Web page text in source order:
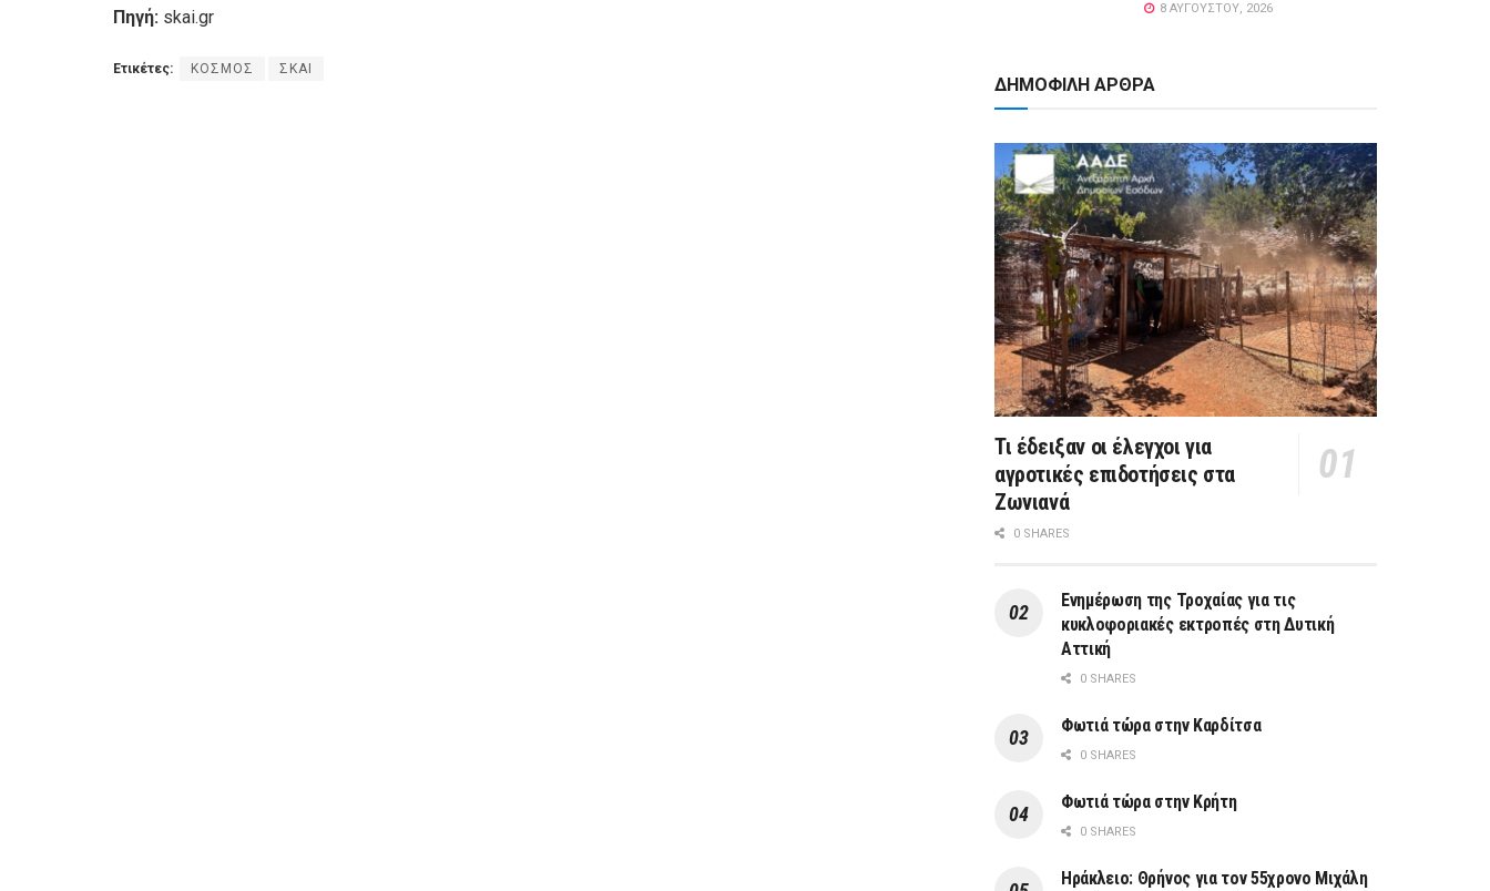
Πηγή: skai.gr
Ετικέτες: ΚΟΣΜΟΣ ΣΚΑΙ
8 ΑΥΓΟΎΣΤΟΥ, 2026
ΔΗΜΟΦΙΛΗ ΑΡΘΡΑ
Τι έδειξαν οι έλεγχοι για
αγροτικές επιδοτήσεις στα
Ζωνιανά
0 SHARES
Ενημέρωση της Τροχαίας για τις
κυκλοφοριακές εκτροπές στη Δυτική
Αττική
0 SHARES
Φωτιά τώρα στην Καρδίτσα
0 SHARES
Φωτιά τώρα στην Κρήτη
0 SHARES
Ηράκλειο: Θρήνος για τον 55χρονο Μιχάλη